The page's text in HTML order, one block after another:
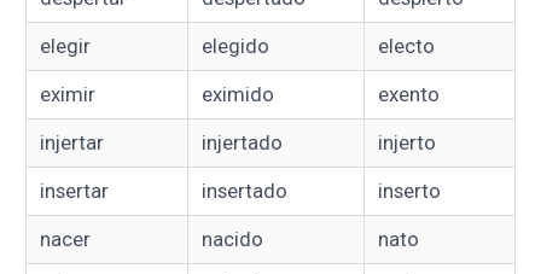
elegir
elegido
electo
eximir
eximido
exento
injertar
injertado
injerto
insertar
insertado
inserto
nacer
nacido
nato